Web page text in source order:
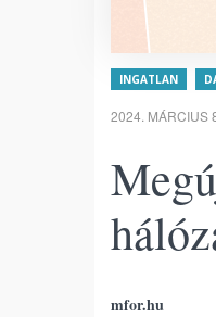
INGATLAN
2024. MÁRCIUS
mfor.hu